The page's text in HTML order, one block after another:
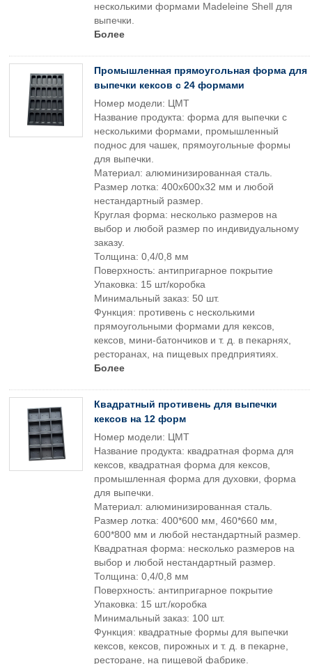
несколькими формами Madeleine Shell для
выпечки.
Более
Промышленная прямоугольная форма для
выпечки кексов с 24 формами
Номер модели: ЦМТ
Название продукта: форма для выпечки с
несколькими формами, промышленный
поднос для чашек, прямоугольные формы
для выпечки.
Материал: алюминизированная сталь.
Размер лотка: 400x600x32 мм и любой
нестандартный размер.
Круглая форма: несколько размеров на
выбор и любой размер по индивидуальному
заказу.
Толщина: 0,4/0,8 мм
Поверхность: антипригарное покрытие
Упаковка: 15 шт/коробка
Минимальный заказ: 50 шт.
Функция: противень с несколькими
прямоугольными формами для кексов,
кексов, мини-батончиков и т. д. в пекарнях,
ресторанах, на пищевых предприятиях.
Более
Квадратный противень для выпечки
кексов на 12 форм
Номер модели: ЦМТ
Название продукта: квадратная форма для
кексов, квадратная форма для кексов,
промышленная форма для духовки, форма
для выпечки.
Материал: алюминизированная сталь.
Размер лотка: 400*600 мм, 460*660 мм,
600*800 мм и любой нестандартный размер.
Квадратная форма: несколько размеров на
выбор и любой нестандартный размер.
Толщина: 0,4/0,8 мм
Поверхность: антипригарное покрытие
Упаковка: 15 шт./коробка
Минимальный заказ: 100 шт.
Функция: квадратные формы для выпечки
кексов, кексов, пирожных и т. д. в пекарне,
ресторане, на пищевой фабрике.